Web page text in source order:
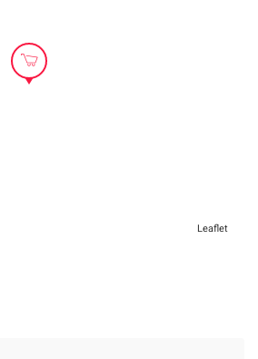
Leaflet